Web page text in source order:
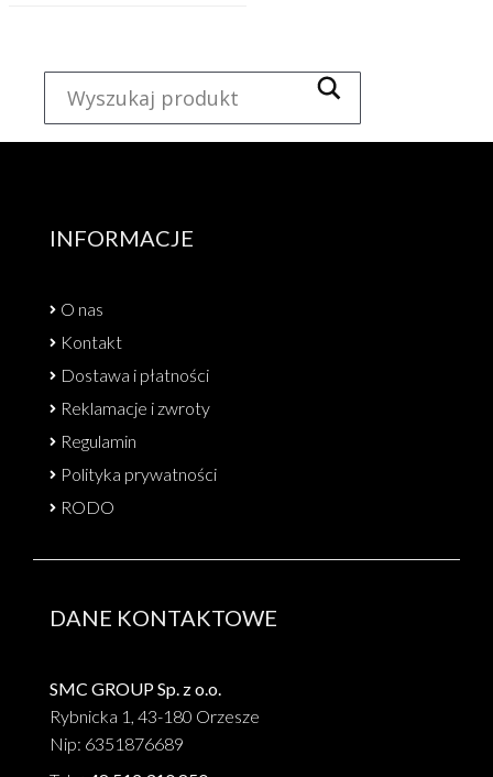
INFORMACJE
O nas
Kontakt
Dostawa i płatności
Reklamacje i zwroty
Regulamin
Polityka prywatności
RODO
DANE KONTAKTOWE
SMC GROUP Sp. z o.o.
Rybnicka 1, 43-180 Orzesze
Nip: 6351876689